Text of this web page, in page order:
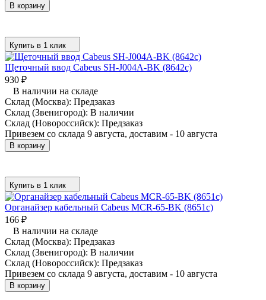
В корзину
Купить в 1 клик
Щеточный ввод Cabeus SH-J004A-BK (8642c)
930 ₽
В наличии на складе
Склад (Москва): Предзаказ
Склад (Звенигород): В наличии
Склад (Новороссийск): Предзаказ
Привезем со склада 9 августа, доставим - 10 августа
В корзину
Купить в 1 клик
Органайзер кабельный Cabeus MCR-65-BK (8651c)
166 ₽
В наличии на складе
Склад (Москва): Предзаказ
Склад (Звенигород): В наличии
Склад (Новороссийск): Предзаказ
Привезем со склада 9 августа, доставим - 10 августа
В корзину